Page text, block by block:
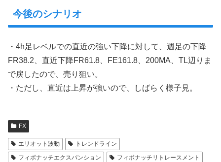
今後のシナリオ
・4h足レベルでの直近の強い下降に対して、週足の下降
FR38.2、直近下降FR61.8、FE161.8、200MA、TL辺りま
で戻したので、売り狙い。
・ただし、直近は上昇が強いので、しばらく様子見。
FX
エリオット波動
トレンドライン
フィボナッチエクスパンション
フィボナッチリトレースメント